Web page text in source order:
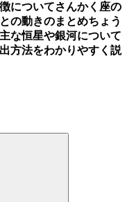
についてさんかく座の
の動きのまとめちょう
恒星や銀河について
方法をわかりやすく説